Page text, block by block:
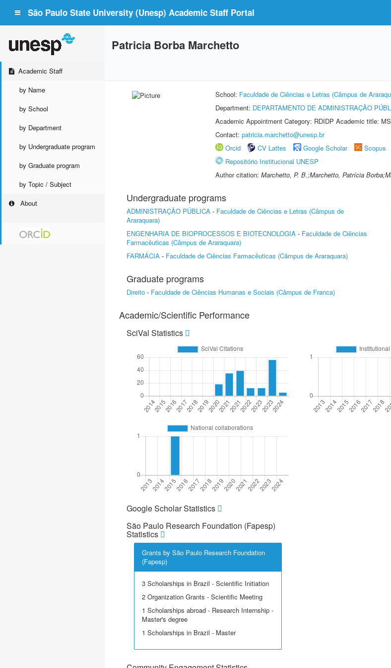
São Paulo State University (Unesp) Academic Staff Portal
Academic Staff
by Name
by School
by Department
by Undergraduate program
by Graduate program
by Topic / Subject
About
Patricia Borba Marchetto
School: Faculdade de Ciências e Letras (Câmpus de
Department: DEPARTAMENTO DE ADMINISTRAÇÃO
Academic Appointment Category: RDIDP Academic title:
Contact: patricia.marchetto@unesp.br
Orcid
CV Lattes Google Scholar Scopus
Repositório Institucional UNESP
Author citation: Marchetto, P. B.;Marchetto, Patrícia
Undergraduate programs
ADMINISTRAÇÃO PÚBLICA - Faculdade de Ciências e Letras (Câmpus de
Araraquara)
ENGENHARIA DE BIOPROCESSOS E BIOTECNOLOGIA - Faculdade de Ciências
Farmacêuticas (Câmpus de Araraquara)
FARMÁCIA - Faculdade de Ciências Farmacêuticas (Câmpus de Araraquara)
Graduate programs
Direito - Faculdade de Ciências Humanas e Sociais (Câmpus de Franca)
Academic/Scientific Performance
SciVal Statistics
Google Scholar Statistics
São Paulo Research Foundation (Fapesp)
Statistics
Grants by São Paulo Research Foundation
(Fapesp)
3 Scholarships in Brazil - Scientific Initiation
2 Organization Grants - Scientific Meeting
1 Scholarships abroad - Research Internship -
Master's degree
1 Scholarships in Brazil - Master